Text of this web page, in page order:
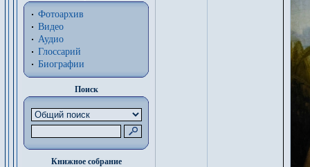
Фотоархив
Видео
Аудио
Глоссарий
Биографии
Поиск
Книжное собрание